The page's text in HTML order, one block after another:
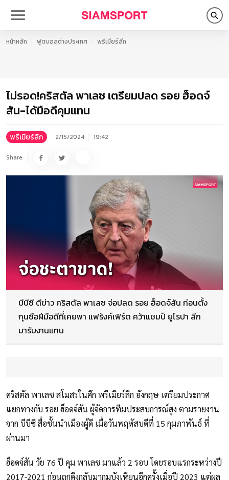
หน้าหลัก ฟุตบอลต่างประเทศ พรีเมียร์ลีก
ไม่รอด!คริสตัล พาเลซ เตรียมปลด รอย ฮ็อดจ์
สัน-ได้มือดีคุมแทน
พรีเมียร์ลีก 2/15/2024 19:42
Share
บีบีซี ตีข่าว คริสตัล พาเลซ จ่อปลด รอย ฮ็อดจ์สัน ก่อนตั้ง
กุนซือฝีมือดีที่เคยพา แฟร้งค์เฟิร์ต คว้าแชมป์ ยูโรปา ลีก
มารับงานแทน
คริสตัล พาเลซ สโมสรในศึก พรีเมียร์ลีก อังกฤษ เตรียมประกาศ
แยกทางกับ รอย ฮ็อดจ์สัน ผู้จัดการทีมประสบการณ์สูง ตามรายงาน
จาก บีบีซี สื่อชั้นนำเมืองผู้ดี เมื่อวันพฤหัสบดีที่ 15 กุมภาพันธ์ ที่
ผ่านมา
ฮ็อดจ์สัน วัย 76 ปี คุม พาเลซ มาแล้ว 2 รอบ โดยรอบแรกระหว่างปี
2017-2021 ก่อนถูกดึงกลับมากุมบังเหียนอีกครั้งเมื่อปี 2023 แต่ผล